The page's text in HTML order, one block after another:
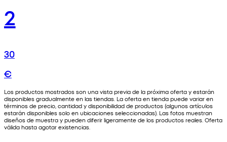
2
30
€
Los productos mostrados son una vista previa de la próxima oferta y estarán
disponibles gradualmente en las tiendas. La oferta en tienda puede variar en
términos de precio, cantidad y disponibilidad de productos (algunos artículos
estarán disponibles solo en ubicaciones seleccionadas). Las fotos muestran
diseños de muestra y pueden diferir ligeramente de los productos reales. Oferta
válida hasta agotar existencias.